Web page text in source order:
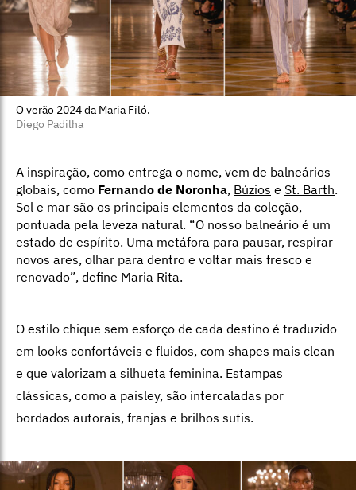
O verão 2024 da Maria Filó.
Diego Padilha
A inspiração, como entrega o nome, vem de balneários
globais, como Fernando de Noronha, Búzios e St. Barth.
Sol e mar são os principais elementos da coleção,
pontuada pela leveza natural. “O nosso balneário é um
estado de espírito. Uma metáfora para pausar, respirar
novos ares, olhar para dentro e voltar mais fresco e
renovado”, define Maria Rita.
O estilo chique sem esforço de cada destino é traduzido
em looks confortáveis e fluidos, com shapes mais clean
e que valorizam a silhueta feminina. Estampas
clássicas, como a paisley, são intercaladas por
bordados autorais, franjas e brilhos sutis.